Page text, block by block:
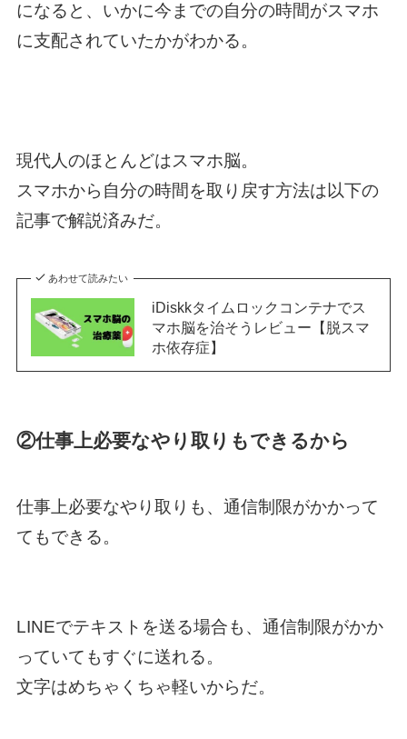
になると、いかに今までの自分の時間がスマホ
に支配されていたかがわかる。
現代人のほとんどはスマホ脳。
スマホから自分の時間を取り戻す方法は以下の
記事で解説済みだ。
あわせて読みたい
iDiskkタイムロックコンテナでス
マホ脳を治そうレビュー【脱スマ
ホ依存症】
②仕事上必要なやり取りもできるから
仕事上必要なやり取りも、通信制限がかかって
てもできる。
LINEでテキストを送る場合も、通信制限がかか
っていてもすぐに送れる。
文字はめちゃくちゃ軽いからだ。